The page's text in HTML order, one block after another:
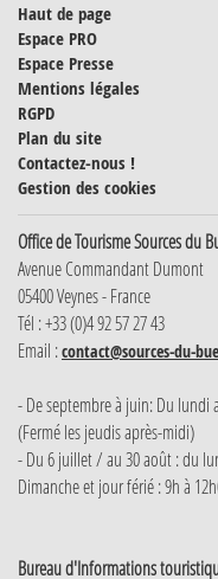
Haut de page
Espace PRO
Espace Presse
Mentions légales
RGPD
Plan du site
Contactez-nous !
Gestion des cookies
Office de Tourisme Sources du
Avenue Commandant Dumont
05400 Veynes - France
Tél : +33 (0)4 92 57 27 43
Email :contact@sources-du-
- De septembre à juin: Du lundi
(Fermé les jeudis après-midi)
- Du 6 juillet / au 30 août : du
Dimanche et jour férié : 9h à
Bureau d'Informations